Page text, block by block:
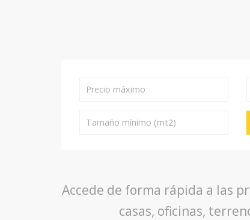
Accede de forma rápida a las
casas, oficinas,